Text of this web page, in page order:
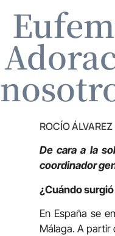
ROCÍO ÁLVAREZ
De cara a la
coordinador
¿Cuándo
En España se
Málaga. A partir